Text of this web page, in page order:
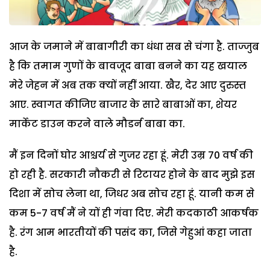
आज के जमाने में बाबागीरी का धंधा सब से चंगा है. ताज्जुब
है कि तमाम गुणों के बावजूद बाबा बनने का यह खयाल
मेरे जेहन में अब तक क्यों नहीं आया. खैर, देर आए दुरुस्त
आए. स्वागत कीजिए बाजार के सारे बाबाओं का, शेयर
मार्केट डाउन करने वाले मौडर्न बाबा का.
मैं इन दिनों घोर आश्चर्य से गुजर रहा हूं. मेरी उम्र 70 वर्ष की
हो रही है. सरकारी नौकरी से रिटायर होने के बाद मुझे इस
दिशा में सोच लेना था, जिधर अब सोच रहा हूं. यानी कम से
कम 5-7 वर्ष मैं ने यों ही गंवा दिए. मेरी कदकाठी आकर्षक
है. रंग आम भारतीयों की पसंद का, जिसे गेहुआं कहा जाता
है.